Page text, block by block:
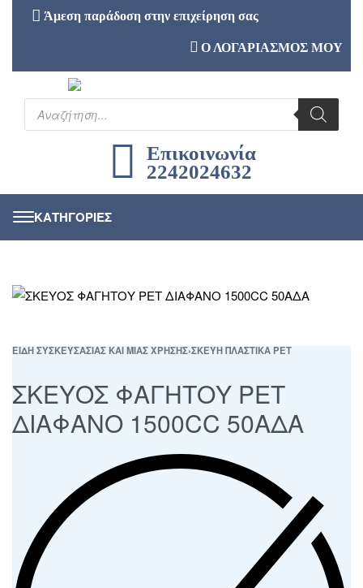
Άμεση παράδοση στην επιχείρηση σας
Ο ΛΟΓΑΡΙΑΣΜΟΣ ΜΟΥ
Επικοινωνία
2242024632
ΕΙΔΗ ΣΥΣΚΕΥΣΑΣΙΑΣ ΚΑΙ ΜΙΑΣ ΧΡΗΣΗΣ›ΣΚΕΥΗ ΠΛΑΣΤΙΚΑ PET
ΣΚΕΥΟΣ ΦΑΓΗΤΟΥ PET
ΔΙΑΦΑΝΟ 1500CC 50ΑΔΑ